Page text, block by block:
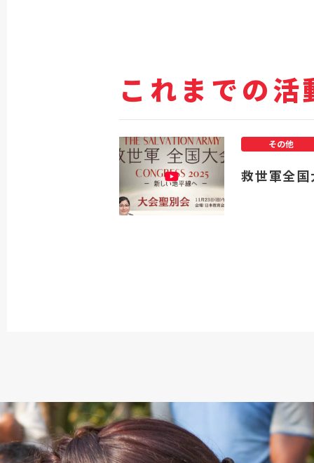
これまでの活
救世軍全
その他